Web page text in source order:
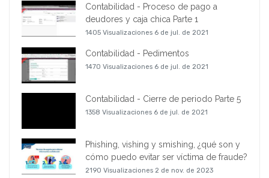
Contabilidad - Proceso de pago a
deudores y caja chica Parte 1
1405 Visualizaciones 6 de jul. de 2021
Contabilidad - Pedimentos
1470 Visualizaciones 6 de jul. de 2021
Contabilidad - Cierre de periodo Parte 5
1358 Visualizaciones 6 de jul. de 2021
Phishing, vishing y smishing, ¿qué son y
cómo puedo evitar ser víctima de fraude?
2190 Visualizaciones 2 de nov. de 2023